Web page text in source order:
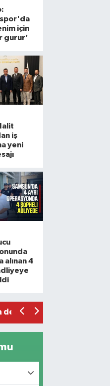
için
gurur'
iş
yeni
alınan 4
'Samsun, 144 milyar TL'lik
12 bin 308 öğrenci yaz
dokunuşu
Yeni Parti hareketliliği! İlk